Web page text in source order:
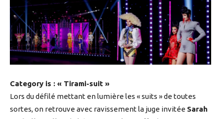
Category is : « Tirami-suit »
Lors du défilé mettant en lumière les « suits » de toutes
sortes, on retrouve avec ravissement la juge invitée Sarah